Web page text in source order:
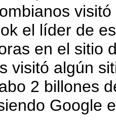
el líder de
en el sitio
visitó algún
2 billones
Google